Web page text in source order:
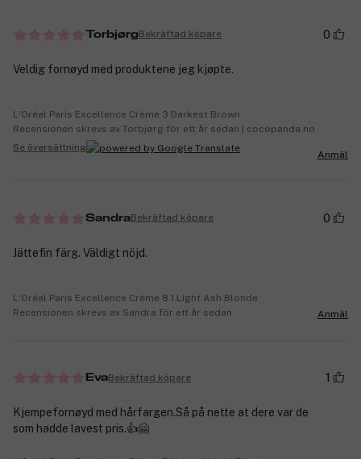
TorbjørgBekräftad köpare 0
Veldig fornøyd med produktene jeg kjøpte.
L'Oréal Paris Excellence Crème 3 Darkest Brown
Recensionen skrevs av Torbjørg för ett år sedan | cocopanda.no
Se översättning
Anmäl
SandraBekräftad köpare 0
Jättefin färg. Väldigt nöjd.
L'Oréal Paris Excellence Crème 8.1 Light Ash Blonde
Recensionen skrevs av Sandra för ett år sedan
Anmäl
EvaBekräftad köpare 1
Kjempefornøyd med hårfargen.Så på nette at dere var de
som hadde lavest pris.👍🤗